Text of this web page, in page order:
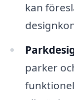
kan
parker